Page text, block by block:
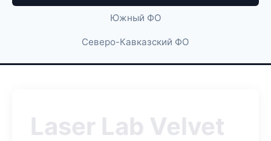
Южный ФО
Северо-Кавказский ФО
Laser Lab Velvet